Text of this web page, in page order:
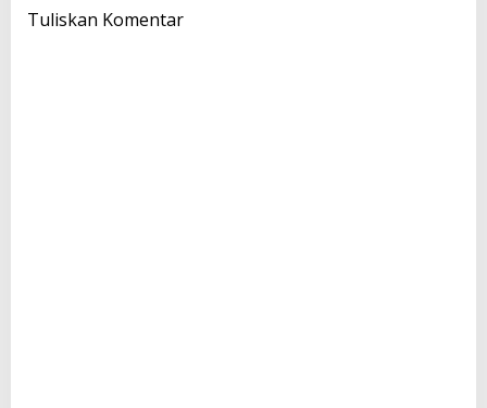
Tuliskan Komentar